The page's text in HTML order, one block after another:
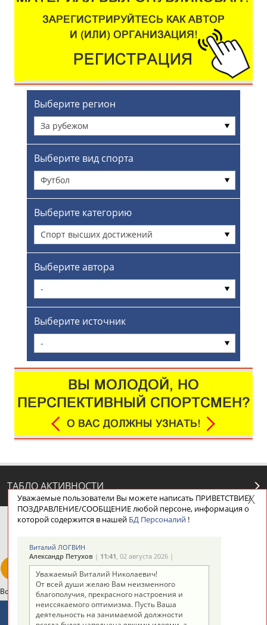
Выберите регион
За рубежом
Выберите вид спорта
Футбол
Выберите категорию
Спорт высших достижений
Выберите автора
-
Выберите источник
-
ТАБЛО АКТИВНОСТИ
ЦЕЛИ ПРОЕКТА НАШИ КНОПКИ
Вопросы сотрудничества и совместной деятельности
Адресов в новостной рассылке: 996
Уважаемые пользователи Вы можете написать ПРИВЕТСТВИЕ/
ПОЗДРАВЛЕНИЕ/СООБЩЕНИЕ любой персоне, информация о
которой содержится в нашей БД Персоналий!
Виталий ЛОГВИН
Александр Петухов| 11:41, 02 августа 2026 |
Уважаемый Виталий Николаевич!
От всей души желаю Вам неизменного
благополучия, прекрасного настроения и
неиссякаемого оптимизма. Пусть Ваша
деятельность на занимаемой должности